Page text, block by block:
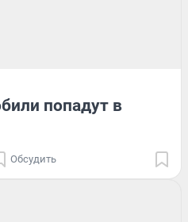
попадут в
Обсудить